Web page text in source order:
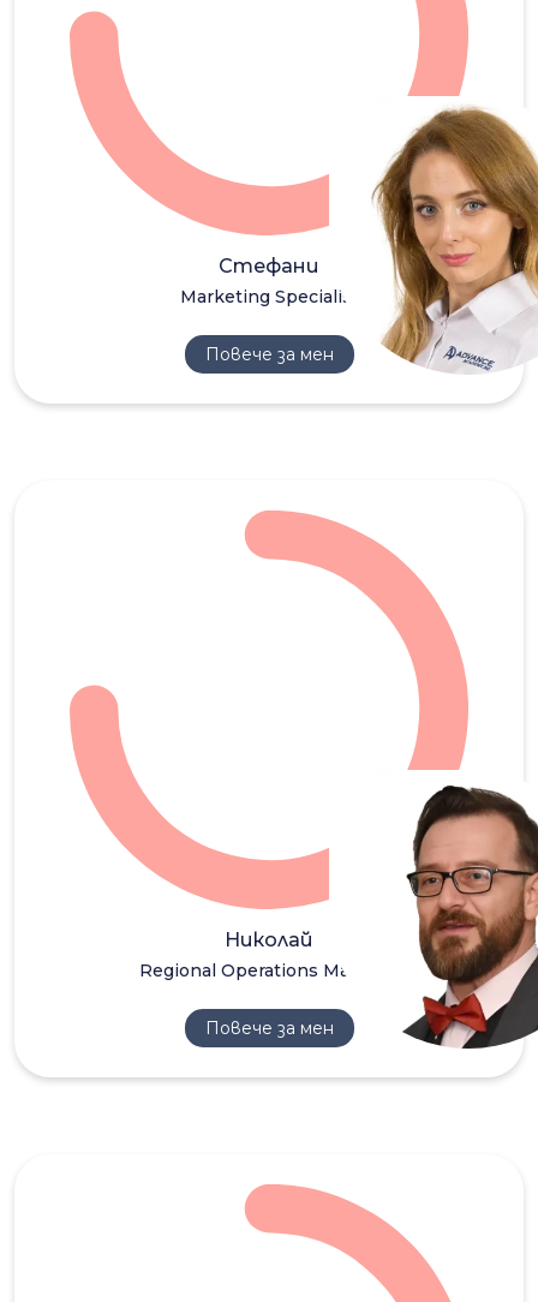
Стефани
Marketing Specialist
Повече за мен
Николай
Regional Operations Manager
Повече за мен